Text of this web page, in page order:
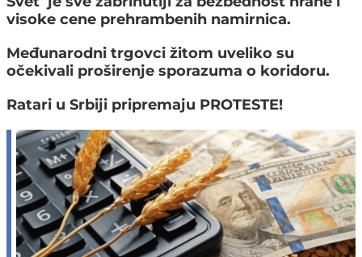
visoke cene prehrambenih namirnica.
Međunarodni trgovci žitom uveliko su
očekivali proširenje sporazuma o koridoru.
Ratari u Srbiji pripremaju PROTESTE!